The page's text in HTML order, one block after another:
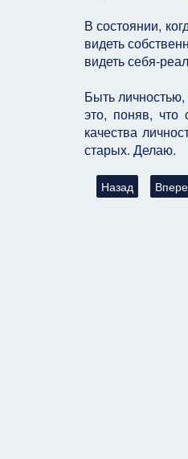
В состоянии,
видеть
видеть себя-
Быть
это, поняв, что
качества
старых. Делаю.
Предыдущий:
Назад